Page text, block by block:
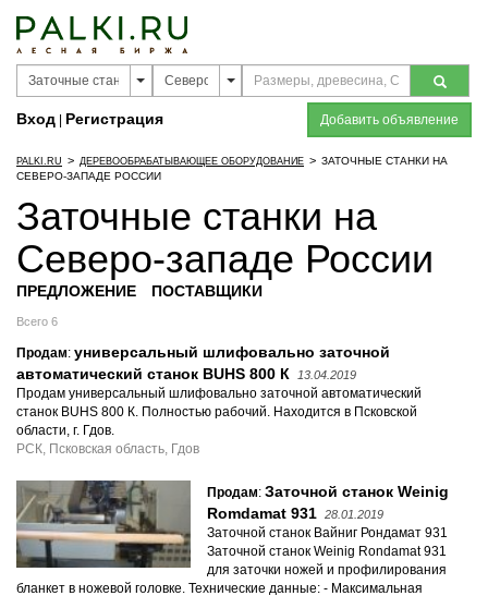
Вход | Регистрация Добавить объявление
PALKI.RU > ДЕРЕВООБРАБАТЫВАЮЩЕЕ ОБОРУДОВАНИЕ > ЗАТОЧНЫЕ СТАНКИ НА
СЕВЕРО-ЗАПАДЕ РОССИИ
Заточные станки на
Северо-западе России
ПРЕДЛОЖЕНИЕ ПОСТАВЩИКИ
Всего 6
Продам: универсальный шлифовально заточной
автоматический станок BUHS 800 К
13.04.2019
Продам универсальный шлифовально заточной автоматический
станок BUHS 800 К. Полностью рабочий. Находится в Псковской
области, г. Гдов.
РСК, Псковская область, Гдов
Продам: Заточной станок Weinig
Romdamat 931 28.01.2019
Заточной станок Вайниг Рондамат 931
Заточной станок Weinig Rondamat 931
для заточки ножей и профилирования
бланкет в ножевой головке. Технические данные: - Максимальная